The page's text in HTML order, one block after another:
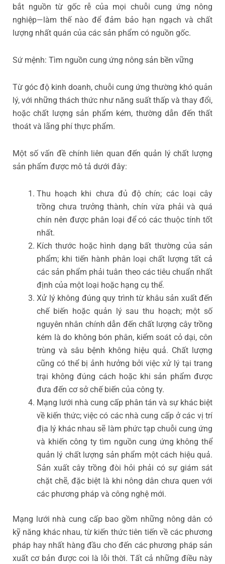
bắt nguồn từ gốc rễ của mọi chuỗi cung ứng nông
nghiệp—làm thế nào để đảm bảo hạn ngạch và chất
lượng nhất quán của các sản phẩm có nguồn gốc.
Sứ mệnh: Tìm nguồn cung ứng nông sản bền vững
Từ góc độ kinh doanh, chuỗi cung ứng thường khó quản
lý, với những thách thức như năng suất thấp và thay đổi,
hoặc chất lượng sản phẩm kém, thường dẫn đến thất
thoát và lãng phí thực phẩm.
Một số vấn đề chính liên quan đến quản lý chất lượng
sản phẩm được mô tả dưới đây:
Thu hoạch khi chưa đủ độ chín; các loại cây
trồng chưa trưởng thành, chín vừa phải và quá
chín nên được phân loại để có các thuộc tính tốt
nhất.
Kích thước hoặc hình dạng bất thường của sản
phẩm; khi tiến hành phân loại chất lượng tất cả
các sản phẩm phải tuân theo các tiêu chuẩn nhất
định của một loại hoặc hạng cụ thể.
Xử lý không đúng quy trình từ khâu sản xuất đến
chế biến hoặc quản lý sau thu hoạch; một số
nguyên nhân chính dẫn đến chất lượng cây trồng
kém là do không bón phân, kiểm soát cỏ dại, côn
trùng và sâu bệnh không hiệu quả. Chất lượng
cũng có thể bị ảnh hưởng bởi việc xử lý tại trang
trại không đúng cách hoặc khi sản phẩm được
đưa đến cơ sở chế biến của công ty.
Mạng lưới nhà cung cấp phân tán và sự khác biệt
về kiến thức; việc có các nhà cung cấp ở các vị trí
địa lý khác nhau sẽ làm phức tạp chuỗi cung ứng
và khiến công ty tìm nguồn cung ứng không thể
quản lý chất lượng sản phẩm một cách hiệu quả.
Sản xuất cây trồng đòi hỏi phải có sự giám sát
chặt chẽ, đặc biệt là khi nông dân chưa quen với
các phương pháp và công nghệ mới.
Mạng lưới nhà cung cấp bao gồm những nông dân có
kỹ năng khác nhau, từ kiến thức tiên tiến về các phương
pháp hay nhất hàng đầu cho đến các phương pháp sản
xuất cơ bản được coi là lỗi thời. Tất cả những điều này